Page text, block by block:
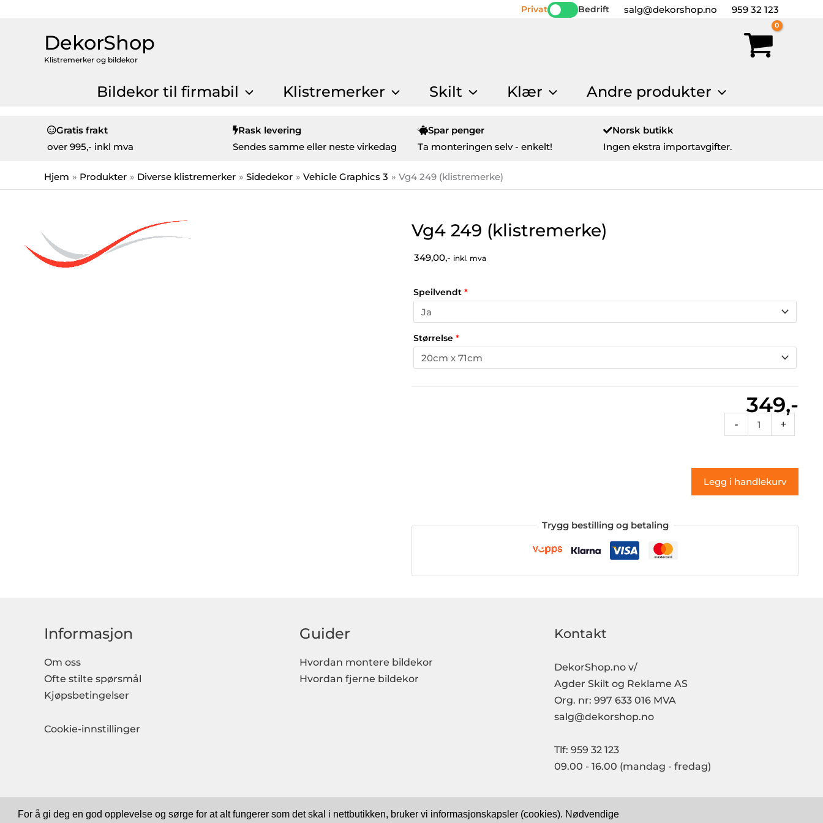
For å gi deg en god opplevelse og sørge for at alt fungerer som det skal i nettbutikken, bruker vi informasjonskapsler (cookies). Nødvendige
Privat Bedrift salg@dekorshop.no 959 32 123
DekorShop
Klistremerker og bildekor
Bildekor til firmabil Klistremerker Skilt Klær Andre produkter
Gratis frakt
over 995,- inkl mva
Rask levering
Sendes samme eller neste virkedag
Spar penger
Ta monteringen selv - enkelt!
Norsk butikk
Ingen ekstra importavgifter.
Hjem Produkter Diverse klistremerker Sidedekor Vehicle Graphics 3 Vg4 249 (klistremerke)
Vg4 249 (klistremerke)
349,00,- inkl. mva
Speilvendt *
Størrelse *
349,-
-
249
antall
+
Legg i handlekurv
Trygg bestilling og betaling
Informasjon
Om oss
Ofte stilte spørsmål
Kjøpsbetingelser
Cookie-innstillinger
Guider
Hvordan montere bildekor
Hvordan fjerne bildekor
Kontakt
DekorShop.no v/
Agder Skilt og Reklame AS
Org. nr: 997 633 016 MVA
salg@dekorshop.no
Tlf: 959 32 123
09.00 - 16.00 (mandag - fredag)